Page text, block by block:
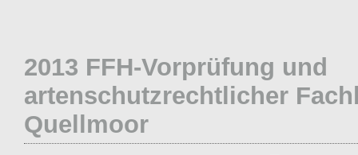
2013 FFH-Vorprüfung und
artenschutzrechtlicher
Quellmoor